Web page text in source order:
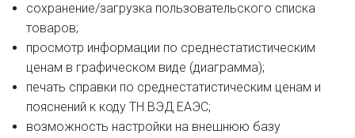
сохранение/загрузка пользовательского списка
товаров;
просмотр информации по среднестатистическим
ценам в графическом виде (диаграмма);
печать справки по среднестатистическим ценам и
пояснений к коду ТН ВЭД ЕАЭС;
возможность настройки на внешнюю базу